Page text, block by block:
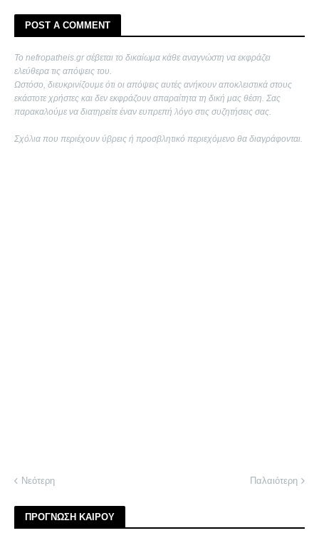
POST A COMMENT
Το nefropatheis.gr σέβεται το δικαίωμα κάθε αναγνώστη να εκφράζει
ελεύθερα τις απόψεις του.
Ωστόσο, διευκρινίζουμε ότι οι απόψεις αυτές ανήκουν αποκλειστικά στους
εκάστοτε χρήστες και δεν εκφράζουν απαραίτητα τη δική μας θέση. Σας
παρακαλούμε να διατηρείτε έναν ευπρεπή λόγο στις συζητήσεις σας.
Σχόλια που περιέχουν ύβρεις ή προσβλητικό περιεχόμενο θα διαγράφονται.
Νεότερη Παλαιότερη
ΠΡΟΓΝΩΣΗ ΚΑΙΡΟΥ